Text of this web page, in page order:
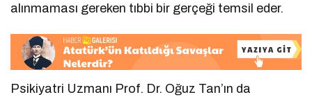
alınmaması gereken tıbbi bir gerçeği temsil eder.
Psikiyatri Uzmanı Prof. Dr. Oğuz Tan’ın da